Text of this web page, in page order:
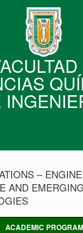
–
AND
ACADEMIC PROGRAM